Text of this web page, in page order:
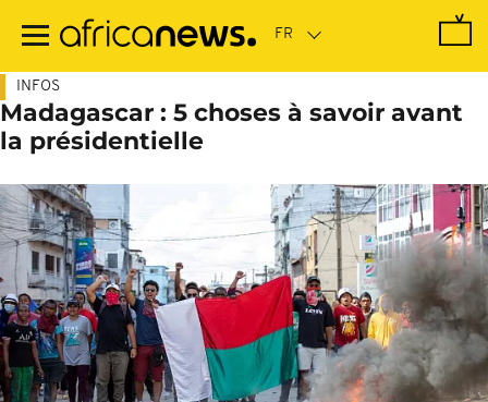
contenu
INFOS
Madagascar : 5 choses à savoir avant
la présidentielle